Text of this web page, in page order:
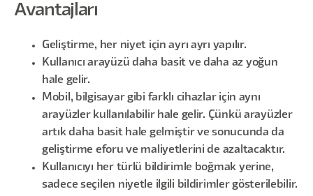
Avantajları
Geliştirme, her niyet için ayrı ayrı yapılır.
Kullanıcı arayüzü daha basit ve daha az yoğun
hale gelir.
Mobil, bilgisayar gibi farklı cihazlar için aynı
arayüzler kullanılabilir hale gelir. Çünkü arayüzler
artık daha basit hale gelmiştir ve sonucunda da
geliştirme eforu ve maliyetlerini de azaltacaktır.
Kullanıcıyı her türlü bildirimle boğmak yerine,
sadece seçilen niyetle ilgili bildirimler gösterilebilir.